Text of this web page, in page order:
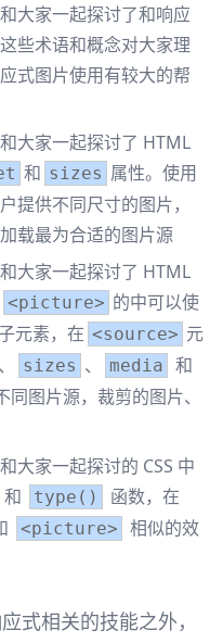
大家一起探讨了和响应
些术语和概念对大家理
式图片使用有较大的帮
大家一起探讨了 HTML
和 sizes 属性。使用
提供不同尺寸的图片，
载最为合适的图片源
大家一起探讨了 HTML
<picture> 的中可以使
元素，在 <source> 元
、 sizes 、 media 和
图片源，裁剪的图片、
大家一起探讨的 CSS 中
和 type()
函数，在
<picture>
相似的效
式相关的技能之外，